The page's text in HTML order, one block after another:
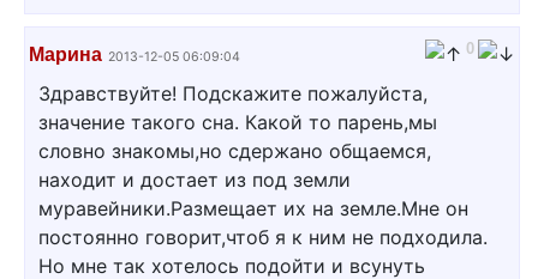
Марина 2013-12-05 06:09:04 0
Здравствуйте! Подскажите пожалуйста,
значение такого сна. Какой то парень,мы
словно знакомы,но сдержано общаемся,
находит и достает из под земли
муравейники.Размещает их на земле.Мне он
постоянно говорит,чтоб я к ним не подходила.
Но мне так хотелось подойти и всунуть